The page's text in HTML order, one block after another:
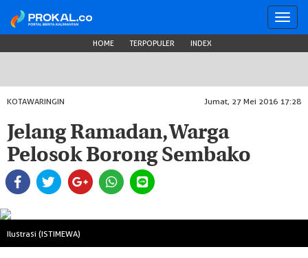
HOME TERPOPULER INDEX
KOTAWARINGIN Jumat, 27 Mei 2016 17:28
Jelang Ramadan, Warga
Pelosok Borong Sembako
Ilustrasi (ISTIMEWA)